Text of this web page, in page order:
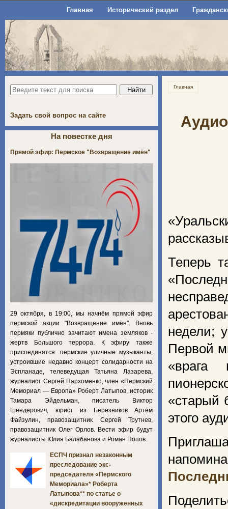
Главная Исторический раздел
Главная
Теперь
недели;
Первой
«врага
«старый
этого
Задать свой вопрос на сайте
На повестке дня
Прямой эфир: Пермское "Возвращение имён"
29 октября, в 19:00, мы начнём прямой эфир
пермской акции "Возвращение имён". Вновь
пермяки публично зачитают имена земляков -
жертв Большого террора. К эфиру также
присоединятся: пермские уличные музыканты,
устроившие недавно концерт солидарности на
Эспланаде, телеведущая Татьяна Лазарева,
журналист Сергей Пархоменко, член «Пермский
Мемориал — Европа» Роберт Латыпов, историк
Тамара Эйдельман, писатель Виктор
Шендерович, юрист из Березников Артём
Файзулин, правозащитник Сергей Трутнев,
правозащитник Олег Орлов. Вести эфир будут
журналисты Юлия Балабанова и Роман Попов.
ЕСПЧ признал незаконным
преследование экс-
председателя «Пермского
Мемориала»* Роберта
Латыпова** по статье о
«дискредитации вооруженных